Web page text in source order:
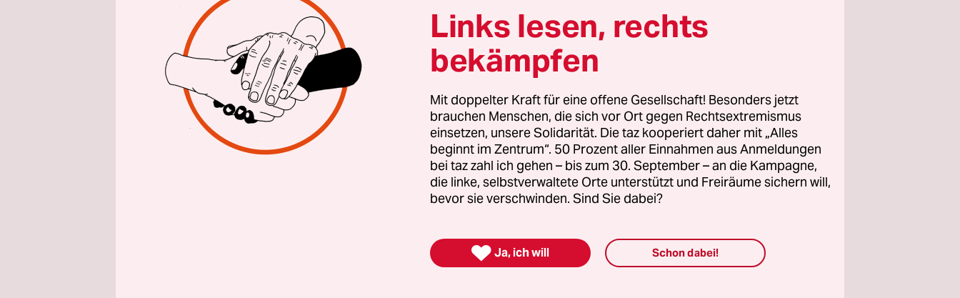
medizinische Feststellungen. Berechnet wird der so genannte Body-
Mass-Index, kurz BMI. Dividiert wird das Körpergewicht durch das
Quadrat der Größe, angegeben in Metern. Ausgedient haben hingegen
Berechnungsformeln wie etwa das Broca-Referenzgewicht:
Körpergröße in Zentimetern minus 100. Ein Überschreiten um 20
Prozent führte früher zur Diagnose Adipositas. Doch dieser Index
konnte bestenfalls eine grobe Orientierung für Menschen mit
durchschnittlicher Größe sein.
Anders beim BMI. Ein Ergebnis unter 19 bei einer Frau
ganz gleich, wie groß die Gewogenen sind. Von Übergewicht spricht
man ab 24 bei Frauen beziehungsweise 25 bei Männern. Adipositas
Links lesen, rechts
bekämpfen
Mit doppelter Kraft für eine offene Gesellschaft! Besonders jetzt
brauchen Menschen, die sich vor Ort gegen Rechtsextremismus
einsetzen, unsere Solidarität. Die taz kooperiert daher mit „Alles
beginnt im Zentrum“. 50 Prozent aller Einnahmen aus Anmeldungen
bei taz zahl ich gehen – bis zum 30. September – an die Kampagne,
die linke, selbstverwaltete Orte unterstützt und Freiräume sichern will,
bevor sie verschwinden. Sind Sie dabei?
 Ja, ich will Schon dabei!